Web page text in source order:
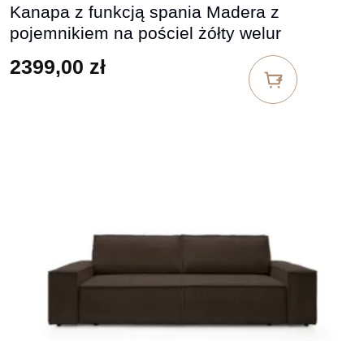
Kanapa z funkcją spania Madera z
pojemnikiem na pościel żółty welur
2399,00 zł